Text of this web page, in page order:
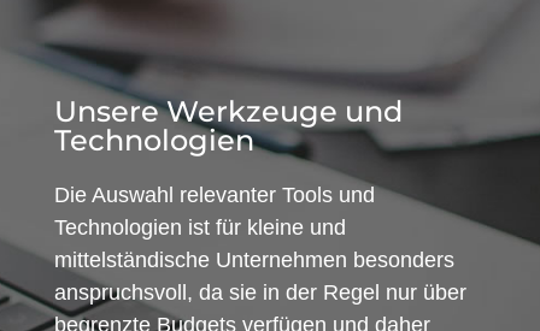
Unsere Werkzeuge und
Technologien
Die Auswahl relevanter Tools und
Technologien ist für kleine und
mittelständische Unternehmen besonders
anspruchsvoll, da sie in der Regel nur über
begrenzte Budgets verfügen und daher